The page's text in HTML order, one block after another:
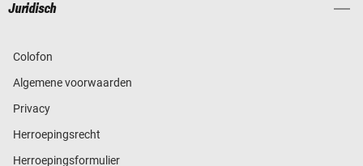
Juridisch
Colofon
Algemene voorwaarden
Privacy
Herroepingsrecht
Herroepingsformulier